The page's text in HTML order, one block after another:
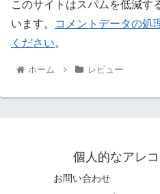
このサイトはスパムを低減す
います。
コメントデータの処
ください。
ホーム レビュー
個人的なアレ
お問い合わせ